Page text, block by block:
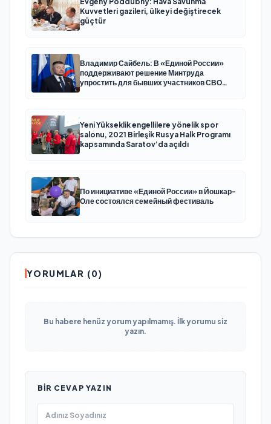
Kuvvetleri gazileri, ülkeyi değiştirecek
güçtür
Владимир Сайбель: В «Единой России»
поддерживают решение Минтруда
упростить для бывших участников СВО
Yeni Yükseklik engellilere yönelik spor
salonu, 2021 Birleşik Rusya Halk Programı
kapsamında Saratov’da açıldı
По инициативе «Единой России» в Йошкар-
Оле состоялся семейный фестиваль
YORUMLAR (0)
Bu habere henüz yorum yapılmamış. İlk yorumu siz
yazın.
BIR CEVAP YAZIN